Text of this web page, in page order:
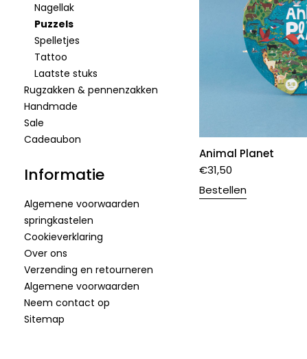
Nagellak
Puzzels
Spelletjes
Tattoo
Laatste stuks
Rugzakken & pennenzakken
Handmade
Sale
Cadeaubon
Informatie
Algemene voorwaarden
springkastelen
Cookieverklaring
Over ons
Verzending en retourneren
Algemene voorwaarden
Neem contact op
Sitemap
Animal Planet
€31,50
Bestellen